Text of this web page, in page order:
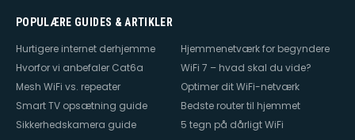
POPULÆRE GUIDES & ARTIKLER
Hurtigere internet derhjemme
Hjemmenetværk for begyndere
Hvorfor vi anbefaler Cat6a
WiFi 7 – hvad skal du vide?
Mesh WiFi vs. repeater
Optimer dit WiFi-netværk
Smart TV opsætning guide
Bedste router til hjemmet
Sikkerhedskamera guide
5 tegn på dårligt WiFi